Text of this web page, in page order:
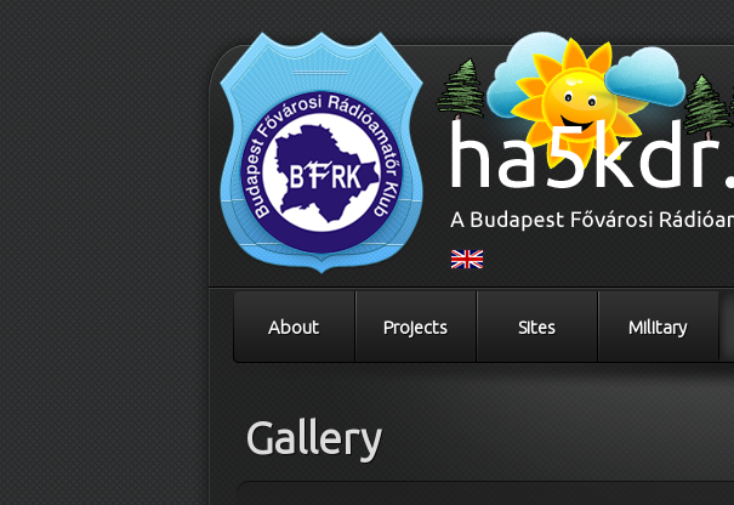
About Projects Sites Military
Gallery